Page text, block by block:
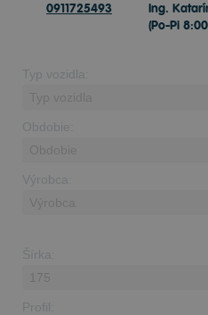
0911725493
Ing.
(Po-Pi
Typ vozidla:
Obdobie:
Výrobca:
Šírka:
Profil: